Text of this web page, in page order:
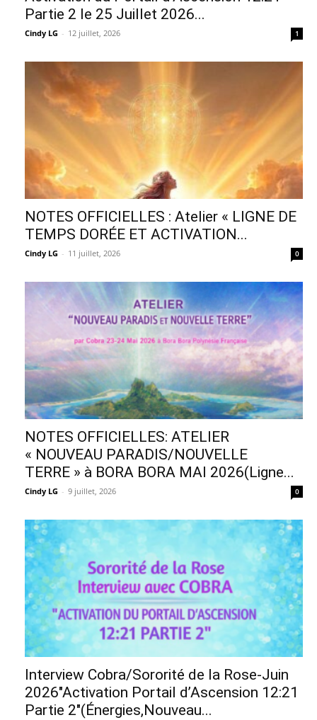
Partie 2 le 25 Juillet 2026...
Cindy LG - 12 juillet, 2026 1
NOTES OFFICIELLES : Atelier « LIGNE DE
TEMPS DORÉE ET ACTIVATION...
Cindy LG - 11 juillet, 2026 0
NOTES OFFICIELLES: ATELIER
« NOUVEAU PARADIS/NOUVELLE
TERRE » à BORA BORA MAI 2026(Ligne...
Cindy LG - 9 juillet, 2026 0
Interview Cobra/Sororité de la Rose-Juin
2026″Activation Portail d’Ascension 12:21
Partie 2″(Énergies,Nouveau...